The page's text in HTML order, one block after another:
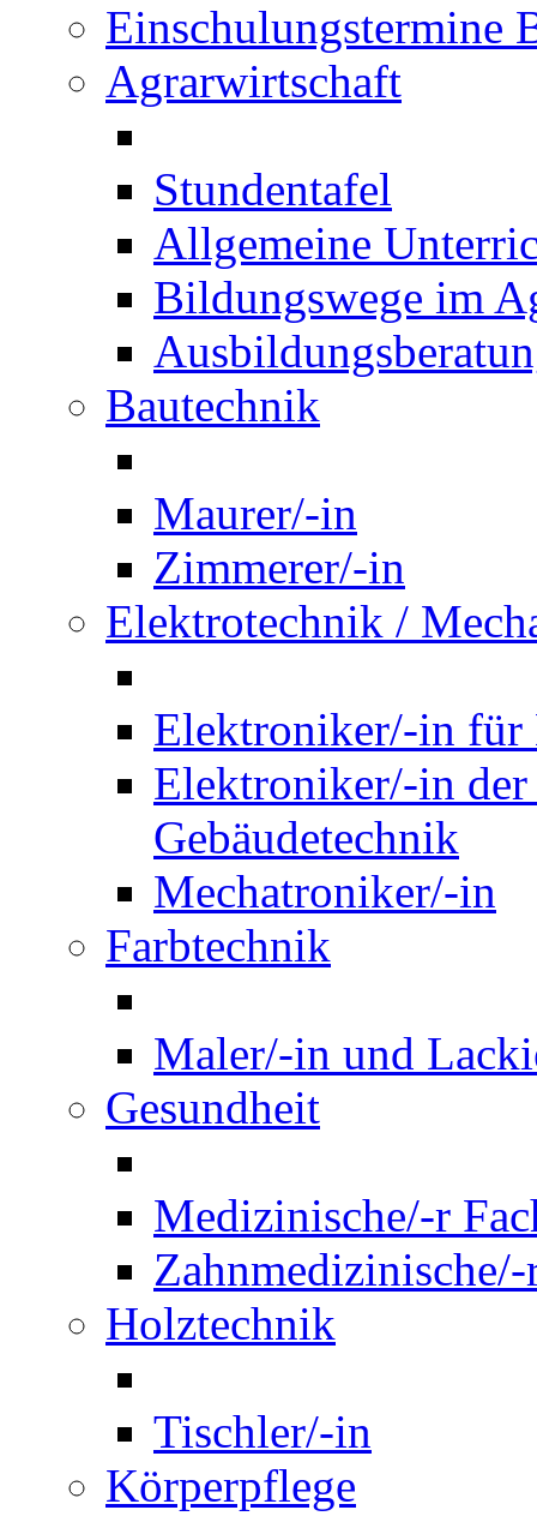
Einschulungstermine
Agrarwirtschaft
Stundentafel
Allgemeine
Bildungswege im
Bautechnik
Maurer/-in
Zimmerer/-in
Elektrotechnik /
Elektroniker/-in für
Elektroniker/-in
Gebäudetechnik
Mechatroniker/-in
Farbtechnik
Maler/-in und
Gesundheit
Medizinische/-r
Holztechnik
Tischler/-in
Körperpflege